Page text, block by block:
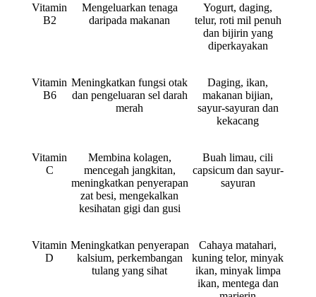
Vitamin
B2
Mengeluarkan tenaga
daripada makanan
Yogurt, daging,
telur, roti mil penuh
dan bijirin yang
diperkayakan
Vitamin
B6
Meningkatkan fungsi otak
dan pengeluaran sel darah
merah
Daging, ikan,
makanan bijian,
sayur-sayuran dan
kekacang
Vitamin
C
Membina kolagen,
mencegah jangkitan,
meningkatkan penyerapan
zat besi, mengekalkan
kesihatan gigi dan gusi
Buah limau, cili
capsicum dan sayur-
sayuran
Vitamin
D
Meningkatkan penyerapan
kalsium, perkembangan
tulang yang sihat
Cahaya matahari,
kuning telor, minyak
ikan, minyak limpa
ikan, mentega dan